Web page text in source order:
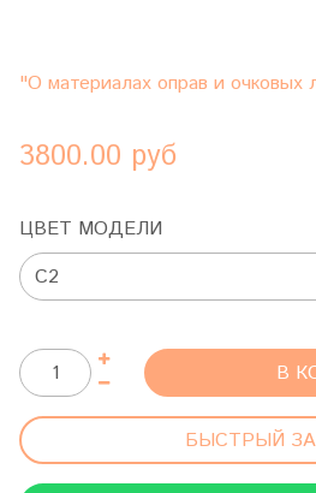
"О материалах оправ и очковых
3800.00 руб
ЦВЕТ МОДЕЛИ
В
БЫСТРЫЙ